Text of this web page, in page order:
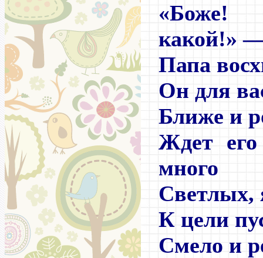
какой!»
Папа
Он для
Ближе и
Ждет
много
Светлых,
К цели
Смело и